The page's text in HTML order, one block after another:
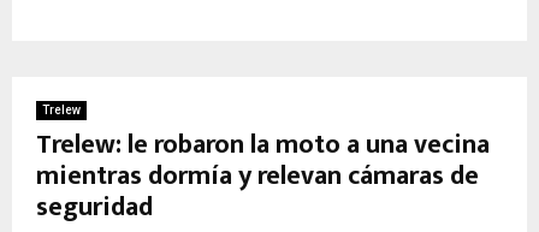
Trelew
Trelew: le robaron la moto a una vecina
mientras dormía y relevan cámaras de
seguridad